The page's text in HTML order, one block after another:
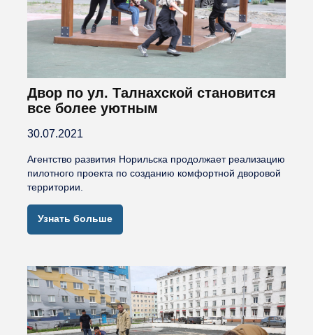
Двор по ул. Талнахской становится
все более уютным
30.07.2021
Агентство развития Норильска продолжает реализацию
пилотного проекта по созданию комфортной дворовой
территории.
Узнать больше